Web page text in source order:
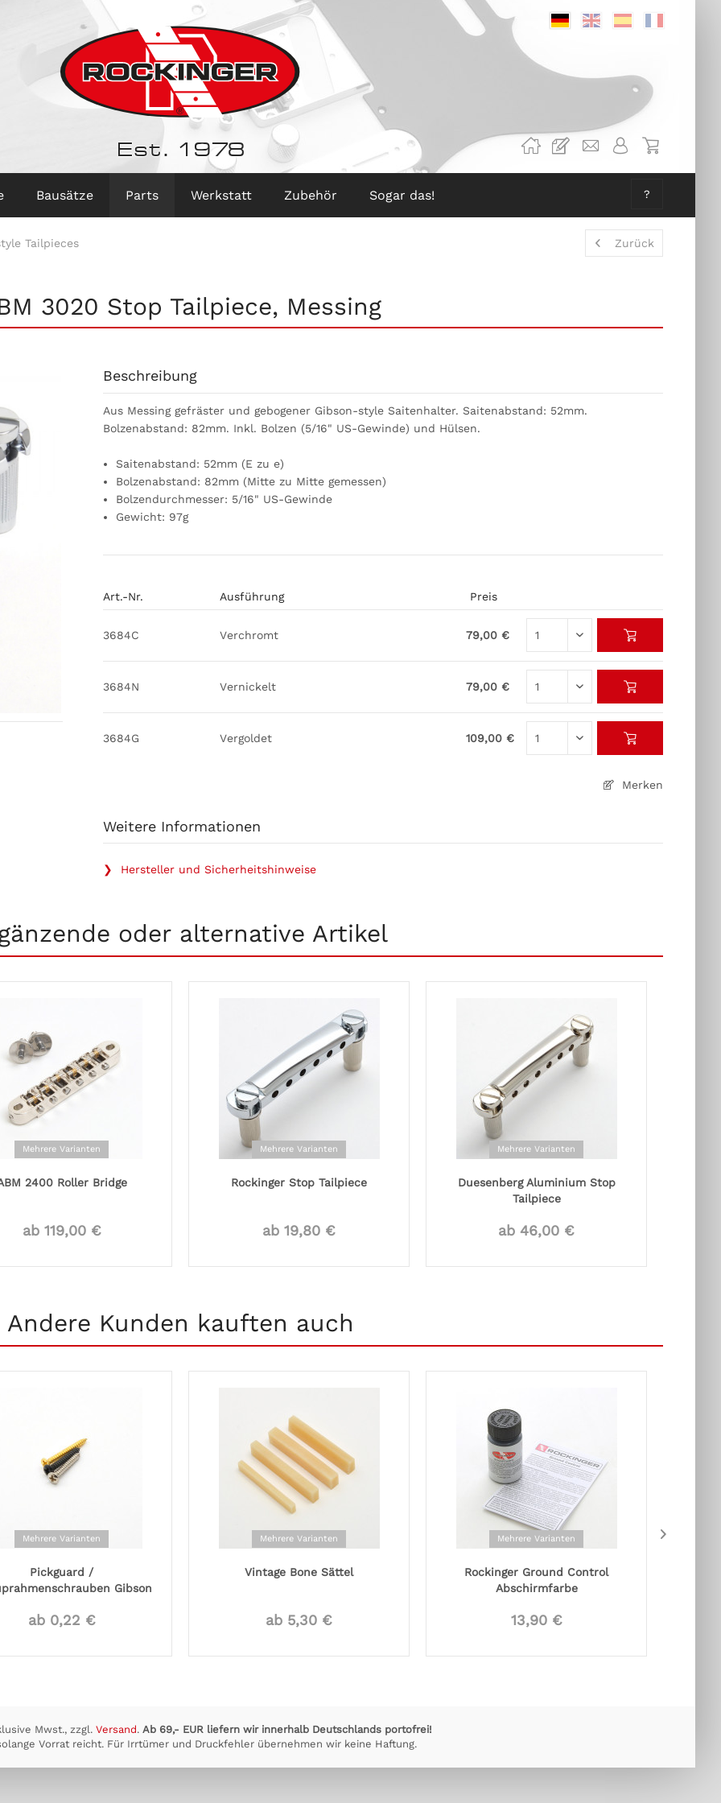
DeutschEnglischSpanisch
Est. 1978
Bausätze Parts Werkstatt Zubehör Sogar das! ?
Tailpieces Zurück
3020 Stop Tailpiece, Messing
Merken
Art.-Nr. Ausführung Preis
3684C Verchromt 79,00 €
3684N Vernickelt 79,00 €
3684G Vergoldet 109,00 €
Beschreibung
Aus Messing gefräster und gebogener Gibson-style Saitenhalter. Saitenabstand: 52mm.
Bolzenabstand: 82mm. Inkl. Bolzen (5/16" US-Gewinde) und Hülsen.
Saitenabstand: 52mm (E zu e)
Bolzenabstand: 82mm (Mitte zu Mitte gemessen)
Bolzendurchmesser: 5/16" US-Gewinde
Gewicht: 97g
Weitere Informationen
❯ Hersteller und Sicherheitshinweise
oder alternative Artikel
Mehrere Varianten
2400 Roller Bridge
ab 119,00 €
Mehrere Varianten
Rockinger Stop Tailpiece
ab 19,80 €
Mehrere Varianten
Duesenberg Aluminium Stop
Tailpiece
ab 46,00 €
Andere Kunden kauften auch
Mehrere Varianten
Pickguard /
Gibson
ab 0,22 €
Mehrere Varianten
Vintage Bone Sättel
ab 5,30 €
Mehrere Varianten
Rockinger Ground Control
Abschirmfarbe
13,90 €
Mwst., zzgl. Versand. Ab 69,- EUR liefern wir innerhalb Deutschlands portofrei!
Vorrat reicht. Für Irrtümer und Druckfehler übernehmen wir keine Haftung.